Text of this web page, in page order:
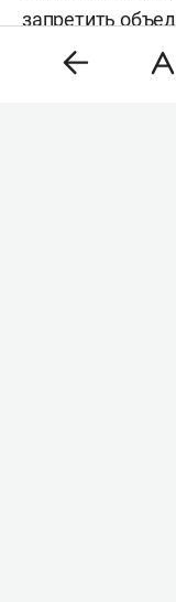
запретить
разным
когда вместе